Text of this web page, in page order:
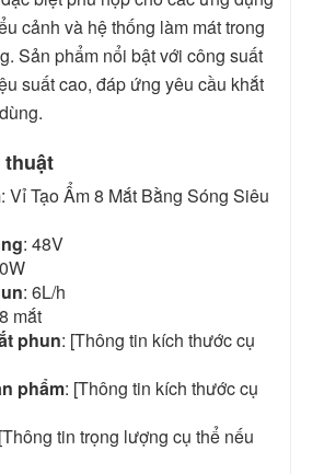
cảnh và hệ thống làm mát trong
Sản phẩm nổi bật với công suất
suất cao, đáp ứng yêu cầu khắt
thuật
: Vỉ Tạo Ẩm 8 Mắt Bằng Sóng Siêu
: 48V
: 6L/h
mắt
phun: [Thông tin kích thước cụ
phẩm: [Thông tin kích thước cụ
tin trọng lượng cụ thể nếu